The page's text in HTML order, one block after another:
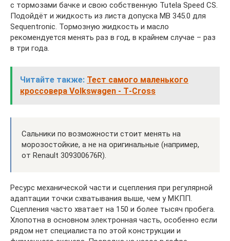
с тормозами бачке и свою собственную Tutela Speed CS.
Подойдёт и жидкость из листа допуска MB 345.0 для
Sequentronic. Тормозную жидкость и масло
рекомендуется менять раз в год, в крайнем случае – раз
в три года.
Читайте также: Тест самого маленького
кроссовера Volkswagen - T‑Cross
Сальники по возможности стоит менять на
морозостойкие, а не на оригинальные (например,
от Renault 309300676R).
Ресурс механической части и сцепления при регулярной
адаптации точки схватывания выше, чем у МКПП.
Сцепления часто хватает на 150 и более тысяч пробега.
Хлопотна в основном электронная часть, особенно если
рядом нет специалиста по этой конструкции и